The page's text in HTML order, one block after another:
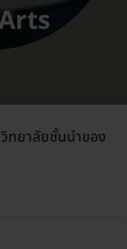
ทยาลัยชั้นนำของ